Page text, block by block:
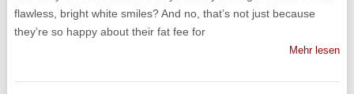
flawless, bright white smiles? And no, that’s not just because
they’re so happy about their fat fee for
Mehr lesen